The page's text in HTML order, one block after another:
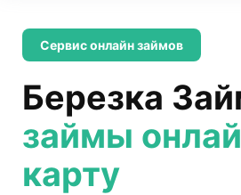
Сервис онлайн займов
Березка
займы
карту